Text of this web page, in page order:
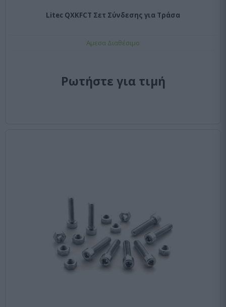
Litec QXKFCT Σετ Σύνδεσης για Τράσα
Αμεσα Διαθέσιμο
Ρωτήστε για τιμή